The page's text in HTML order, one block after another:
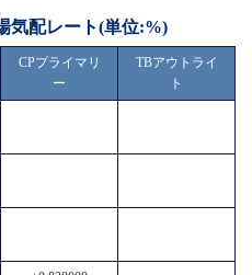
気配レート(単位:%)
CPプライマリ
ー
TBアウトライ
ト